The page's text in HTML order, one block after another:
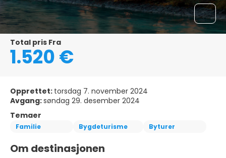
Total pris Fra
1.520 €
Opprettet: torsdag 7. november 2024
Avgang:søndag 29. desember 2024
Temaer
Familie Bygdeturisme Byturer
Om destinasjonen